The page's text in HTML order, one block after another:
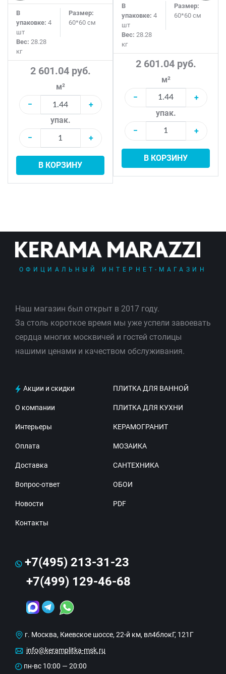
В
упаковке: 4
шт
Размер:
60*60 см
Вес: 28.28
кг
2 601.04 руб.
м²
−
+
упак.
−
+
В КОРЗИНУ
В
упаковке: 4
шт
Размер:
60*60 см
Вес: 28.28
кг
2 601.04 руб.
м²
−
+
упак.
−
+
В КОРЗИНУ
ОФИЦИАЛЬНЫЙ ИНТЕРНЕТ-МАГАЗИН
Наш магазин был открыт в 2017 году.
За столь короткое время мы уже успели завоевать
сердца многих москвичей и гостей столицы
нашими ценами и качеством обслуживания.
Акции и скидки
О компании
Интерьеры
Оплата
Доставка
Вопрос-ответ
Новости
Контакты
ПЛИТКА ДЛЯ ВАННОЙ
ПЛИТКА ДЛЯ КУХНИ
КЕРАМОГРАНИТ
МОЗАИКА
САНТЕХНИКА
ОБОИ
PDF
+7(495) 213-31-23
+7(499) 129-46-68
г. Москва, Киевское шоссе, 22-й км, вл4блокГ, 121Г
info@keramplitka-msk.ru
пн-вс 10:00 — 20:00